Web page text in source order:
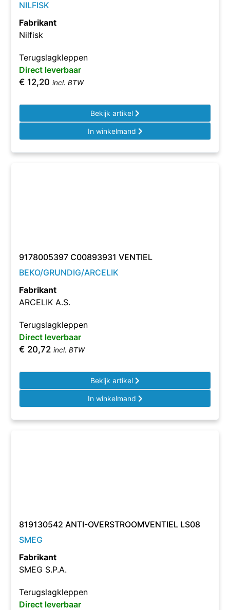
NILFISK
Fabrikant
Nilfisk
Terugslagkleppen
Direct leverbaar
€ 12,20 incl. BTW
Bekijk artikel
In winkelmand
9178005397 C00893931 VENTIEL
BEKO/GRUNDIG/ARCELIK
Fabrikant
ARCELIK A.S.
Terugslagkleppen
Direct leverbaar
€ 20,72 incl. BTW
Bekijk artikel
In winkelmand
819130542 ANTI-OVERSTROOMVENTIEL LS08
SMEG
Fabrikant
SMEG S.P.A.
Terugslagkleppen
Direct leverbaar